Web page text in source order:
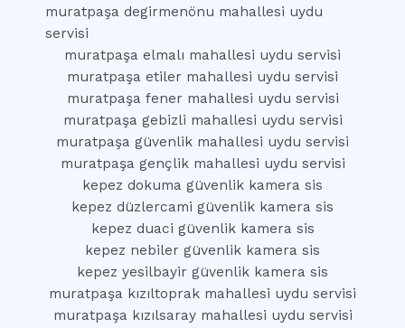
muratpaşa degirmenönu mahallesi uydu
servisi
muratpaşa elmalı mahallesi uydu servisi
muratpaşa etiler mahallesi uydu servisi
muratpaşa fener mahallesi uydu servisi
muratpaşa gebizli mahallesi uydu servisi
muratpaşa güvenlik mahallesi uydu servisi
muratpaşa gençlik mahallesi uydu servisi
kepez dokuma güvenlik kamera sis
kepez düzlercami güvenlik kamera sis
kepez duaci güvenlik kamera sis
kepez nebiler güvenlik kamera sis
kepez yesilbayir güvenlik kamera sis
muratpaşa kızıltoprak mahallesi uydu servisi
muratpaşa kızılsaray mahallesi uydu servisi